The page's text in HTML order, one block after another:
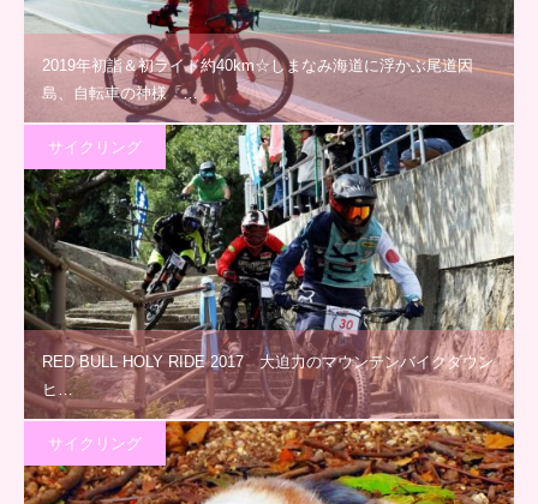
2019年初詣＆初ライド約40km☆しまなみ海道に浮かぶ尾道因
島、自転車の神様「…
サイクリング
RED BULL HOLY RIDE 2017 大迫力のマウンテンバイクダウン
ヒ…
サイクリング